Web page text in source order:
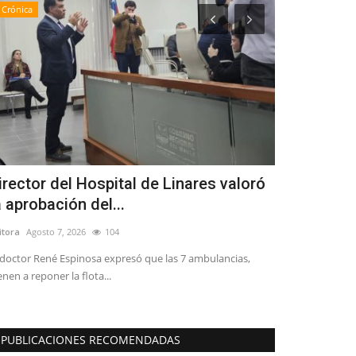
Crónica
del Hospital de Linares valoró
aprobación del...
Agosto 7, 2026 104
René Espinosa expresó que las 7 ambulancias,
a reponer la flota...
PUBLICACIONES RECOMENDADAS